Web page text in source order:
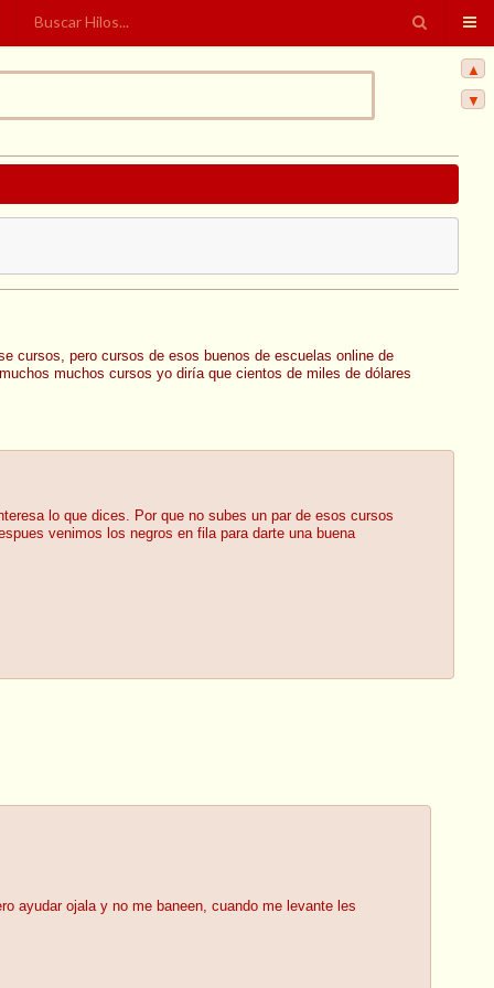
cursos, pero cursos de esos buenos de escuelas online de
muchos cursos yo diría que cientos de miles de dólares
lo que dices. Por que no subes un par de esos cursos
venimos los negros en fila para darte una buena
ayudar ojala y no me baneen, cuando me levante les
▲
▼